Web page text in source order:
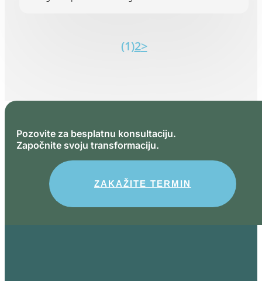
(1)2>
Pozovite za besplatnu konsultaciju.
Započnite svoju transformaciju.
ZAKAŽITE TERMIN